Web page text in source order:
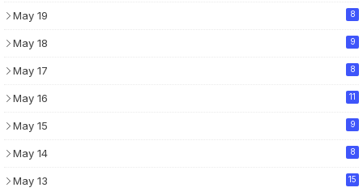
May 19 8
May 18 9
May 17 8
May 16 11
May 15 9
May 14 8
May 13 15